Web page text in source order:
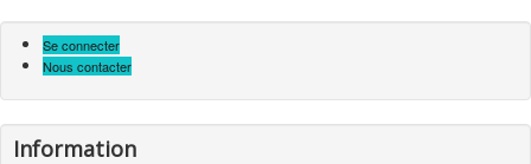
Se connecter
Nous contacter
Information